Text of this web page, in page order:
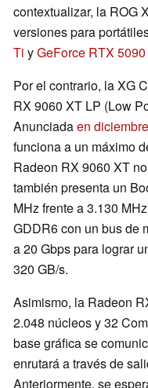
contextualizar, la ROG
versiones para
Ti yGeForce RTX 5090
Por el contrario, la XG
RX 9060 XT LP (Low
Anunciadaen
funciona a un máximo
Radeon RX 9060 XT
también presenta un
MHz frente a 3.130
GDDR6 con un bus de
a 20 Gbps para lograr
320 GB/s.
Asimismo, la Radeon
2.048 núcleos y 32
base gráfica se
enrutará a través de
Anteriormente, se